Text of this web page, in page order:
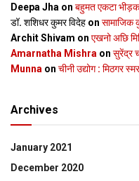
Deepa Jha on बहुमत एकटा
डॉ. शशिधर कुमर विदेह on सामाजिक
Archit Shivam on एखनो अछि
Amarnatha Mishra on सुरेंद्र
Munna on चीनी उद्योग : मिठगर
Archives
January 2021
December 2020